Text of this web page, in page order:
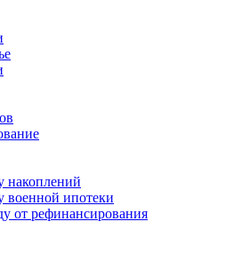
накоплений
военной ипотеки
от рефинансирования